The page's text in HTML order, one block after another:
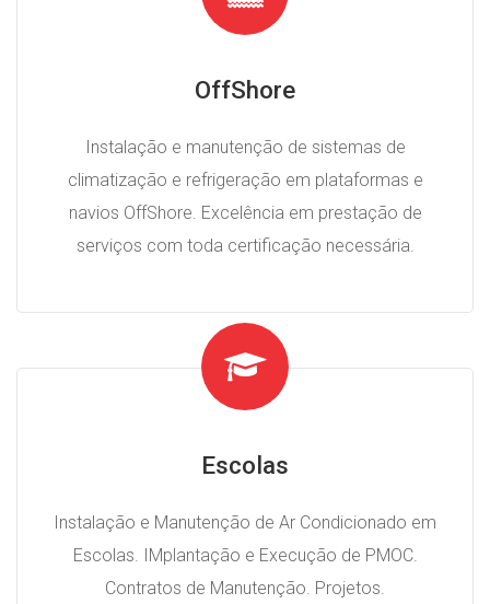
OffShore
Instalação e manutenção de sistemas de
climatização e refrigeração em plataformas e
navios OffShore. Excelência em prestação de
serviços com toda certificação necessária.
Escolas
Instalação e Manutenção de Ar Condicionado em
Escolas. IMplantação e Execução de PMOC.
Contratos de Manutenção. Projetos.